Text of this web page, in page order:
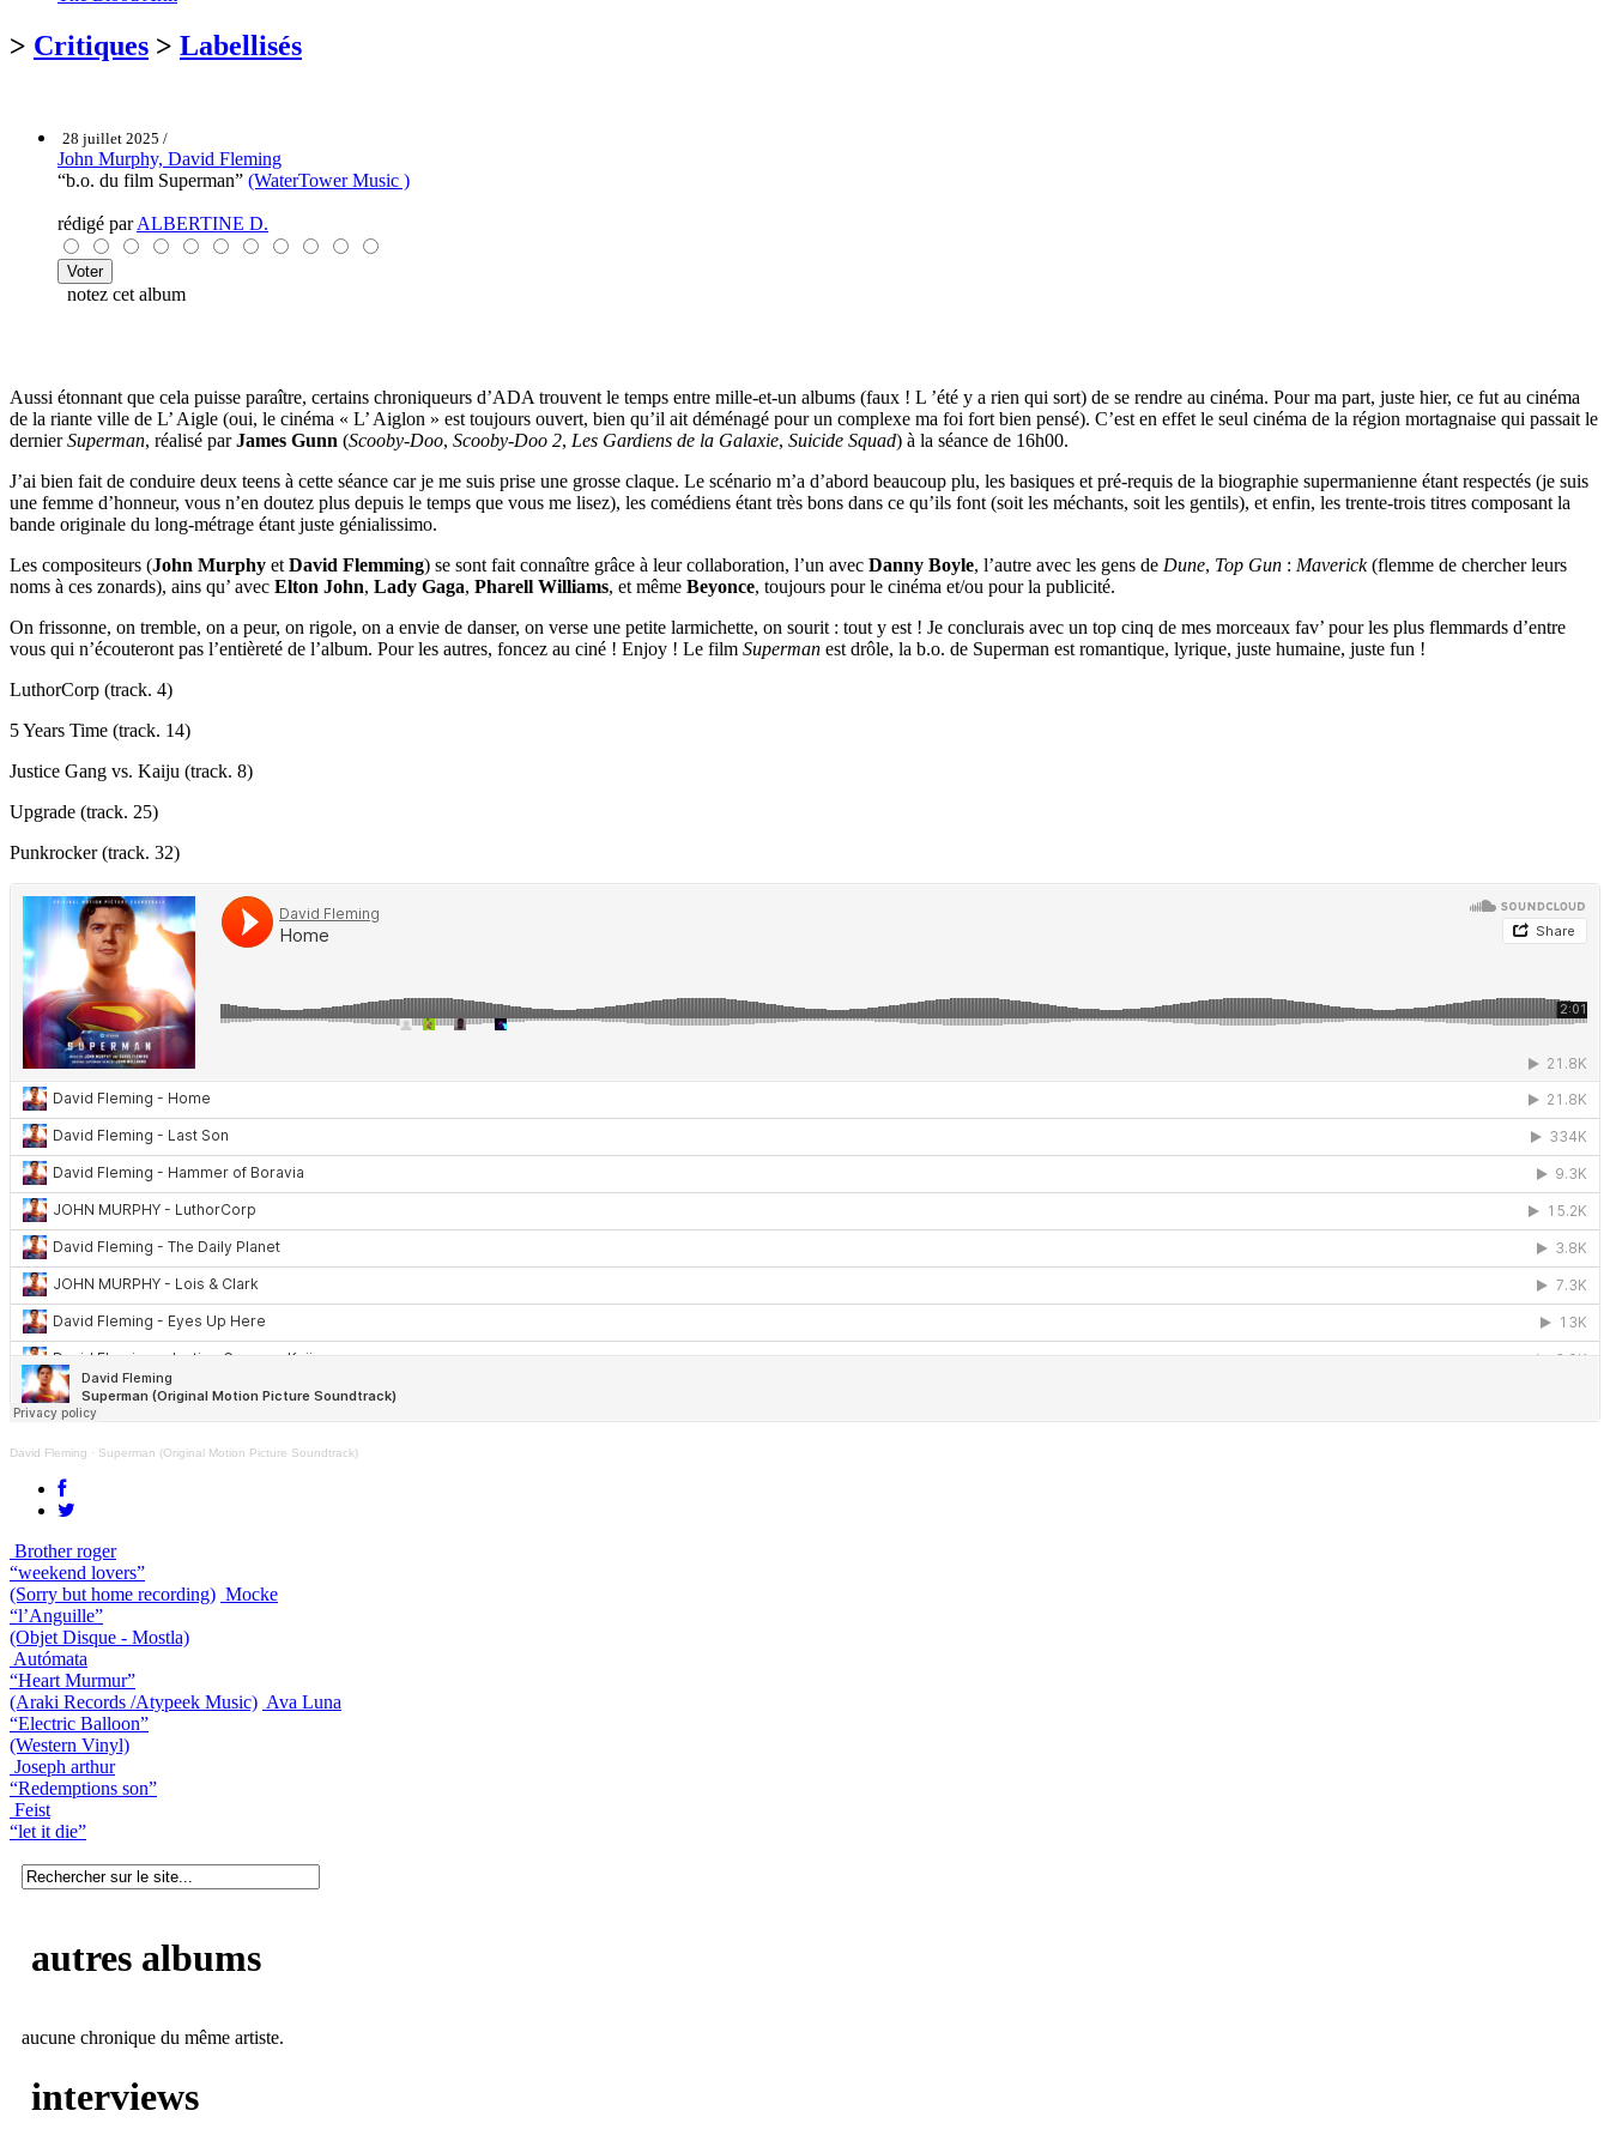
> Critiques > Labellisés
28 juillet 2025 /
John Murphy, David Fleming
“b.o. du film Superman” (WaterTower Music )
rédigé parALBERTINE D.
notez cet album
Aussi étonnant que cela puisse paraître, certains chroniqueurs d’ADA trouvent le temps entre mille-et-un albums (faux ! L ’été y a rien qui sort) de se rendre au cinéma. Pour ma part, juste hier, ce fut au cinéma
de la riante ville de L’ Aigle (oui, le cinéma « L’ Aiglon » est toujours ouvert, bien qu’il ait déménagé pour un complexe ma foi fort bien pensé). C’est en effet le seul cinéma de la région mortagnaise qui passait le
dernierSuperman, réalisé parJames Gunn (Scooby-Doo, Scooby-Doo 2, Les Gardiens de la Galaxie, Suicide Squad) à la séance de 16h00.
J’ai bien fait de conduire deux teens à cette séance car je me suis prise une grosse claque. Le scénario m’a d’abord beaucoup plu, les basiques et pré-requis de la biographie supermanienne étant respectés (je suis
une femme d’honneur, vous n’en doutez plus depuis le temps que vous me lisez), les comédiens étant très bons dans ce qu’ils font (soit les méchants, soit les gentils), et enfin, les trente-trois titres composant la
bande originale du long-métrage étant juste génialissimo.
Les compositeurs (John Murphy et David Flemming) se sont fait connaître grâce à leur collaboration, l’un avec Danny Boyle, l’autre avec les gens de Dune, Top Gun : Maverick(flemme de chercher leurs
noms à ces zonards), ains qu’ avec Elton John, Lady Gaga, Pharell Williams, et même Beyonce, toujours pour le cinéma et/ou pour la publicité.
On frissonne, on tremble, on a peur, on rigole, on a envie de danser, on verse une petite larmichette, on sourit : tout y est ! Je conclurais avec un top cinq de mes morceaux fav’ pour les plus flemmards d’entre
vous qui n’écouteront pas l’entièreté de l’album. Pour les autres, foncez au ciné ! Enjoy ! Le film Superman est drôle, la b.o. de Superman est romantique, lyrique, juste humaine, juste fun !
LuthorCorp (track. 4)
5 Years Time (track. 14)
Justice Gang vs. Kaiju (track. 8)
Upgrade (track. 25)
Punkrocker (track. 32)
David Fleming · Superman (Original Motion Picture Soundtrack)
Brother roger
“weekend lovers”
(Sorry but home recording) Mocke
“l’Anguille”
(Objet Disque - Mostla)
Autómata
“Heart Murmur”
(Araki Records /Atypeek Music) Ava Luna
“Electric Balloon”
(Western Vinyl)
Joseph arthur
“Redemptions son”
Feist
“let it die”
autres albums
aucune chronique du même artiste.
interviews